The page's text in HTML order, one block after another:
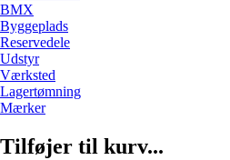
BMX
Byggeplads
Reservedele
Udstyr
Værksted
Lagertømning
Mærker
Tilføjer til kurv...